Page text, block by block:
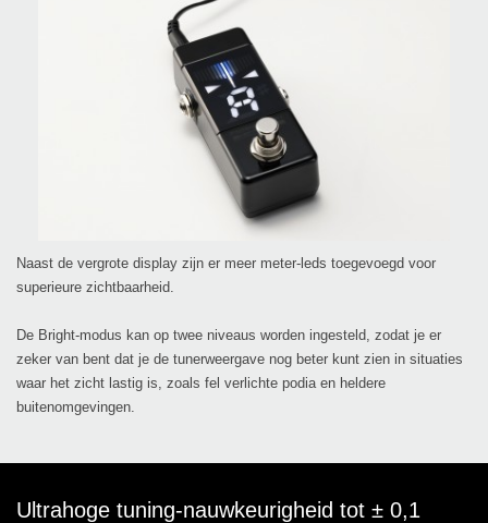
Naast de vergrote display zijn er meer meter-leds toegevoegd voor
superieure zichtbaarheid.
De Bright-modus kan op twee niveaus worden ingesteld, zodat je er
zeker van bent dat je de tunerweergave nog beter kunt zien in situaties
waar het zicht lastig is, zoals fel verlichte podia en heldere
buitenomgevingen.
Ultrahoge tuning-nauwkeurigheid tot ± 0,1